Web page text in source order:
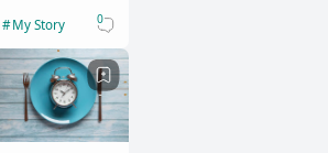
Berdoa itu
ibadah. Berdoa
berar…
My Story 0